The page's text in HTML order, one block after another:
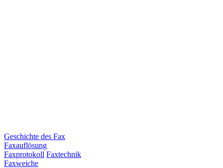
Geschichte des Fax
Faxauflösung
Faxprotokoll Faxtechnik
Faxweiche